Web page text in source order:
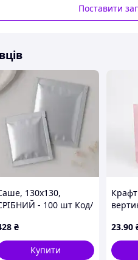
Поставити
130х130,
- 100 шт Код/
₴
Купити
Друк
за
23.90